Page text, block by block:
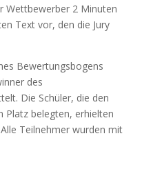
Wettbewerber 2 Minuten
Text vor, den die Jury
Bewertungsbogens
des
Die Schüler, die den
Platz belegten, erhielten
Teilnehmer wurden mit